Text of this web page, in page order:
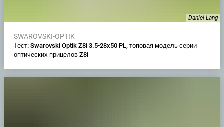
Daniel Lang
SWAROVSKI-OPTIK
Тест: Swarovski Optik Z8i 3.5-28x50 PL, топовая модель серии
оптических прицелов Z8i